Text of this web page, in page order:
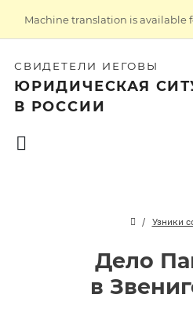
Machine translation is available
СВИДЕТЕЛИ ИЕГОВЫ
ЮРИДИЧЕСКАЯ
В РОССИИ
Узники
Дело
в